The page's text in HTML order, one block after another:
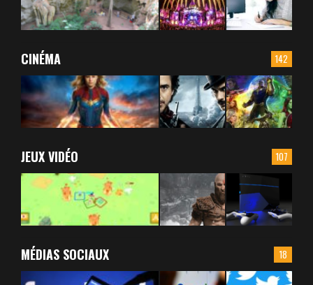
142
CINÉMA
107
JEUX VIDÉO
18
MÉDIAS SOCIAUX